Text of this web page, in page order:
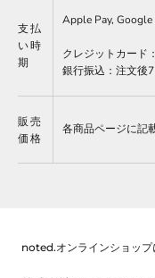
支払
い時
期
Apple Pay, Google
クレジットカード
銀行振込：注文後7
販売
価格
各商品ページに記
noted.オンラインショップ